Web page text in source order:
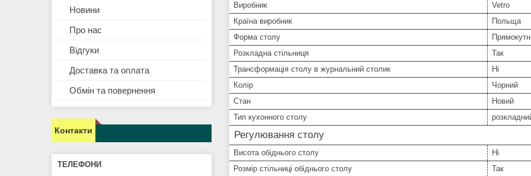
Виробник
Vetro
Країна виробник
Польща
Форма столу
Розкладна стільниця
Так
Трансформація столу в журнальний столик
Ні
Колір
Чорний
Стан
Новий
Тип кухонного столу
Регулювання столу
Висота обіднього столу
Ні
Розмір стільниці обіднього столу
Так
Новини
Про нас
Відгуки
Доставка та оплата
Обмін та повернення
Контакти